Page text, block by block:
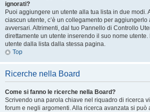
ignorati?
Puoi aggiungere un utente alla tua lista in due modi.
ciascun utente, c’è un collegamento per aggiungerlo
avversari. Altrimenti, dal tuo Pannello di Controllo
direttamente un utente inserendo il suo nome
utente dalla lista dalla stessa pagina.
Top
Ricerche nella Board
Come si fanno le ricerche nella Board?
Scrivendo una parola chiave nel riquadro di ricerca
forum e negli argomenti. Alla ricerca avanzata si può